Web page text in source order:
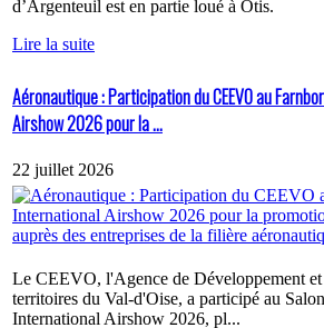
d’Argenteuil est en partie loué à Otis.
Lire la suite
Aéronautique : Participation du CEEVO au
Airshow 2026 pour la ...
22 juillet 2026
Le CEEVO, l'Agence de Développement
territoires du Val-d'Oise, a participé au
International Airshow 2026, pl...